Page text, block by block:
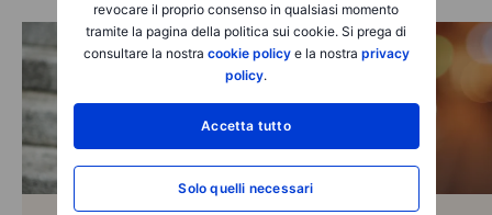
revocare il proprio consenso in qualsiasi momento
tramite la pagina della politica sui cookie. Si prega di
consultare la nostra cookie policye la nostra privacy
policy.
Accetta tutto
Solo quelli necessari